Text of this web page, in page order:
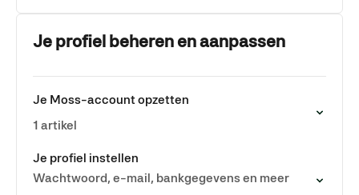
Je profiel beheren en aanpassen
Je Moss-account opzetten
1 artikel
Je profiel instellen
Wachtwoord, e-mail, bankgegevens en meer